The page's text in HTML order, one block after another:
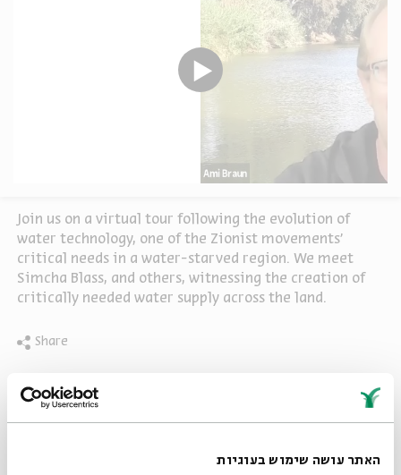
האתר עושה שימוש בעוגיות
Join us on a virtual tour following the evolution of
water technology, one of the Zionist movements'
critical needs in a water-starved region. We meet
Simcha Blass, and others, witnessing the creation of
critically needed water supply across the land.
Share
tags: Zionism drought